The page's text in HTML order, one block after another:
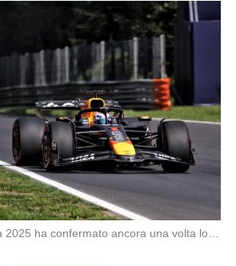
Il Gran Premio d’Italia 2025 ha confermato ancora una volta lo strapotere di Max Verstappen, […]